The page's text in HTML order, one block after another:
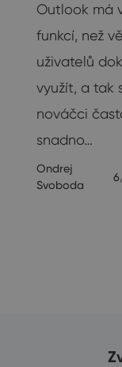
Outlook má
funkcí, než
uživatelů
využít, a tak
nováčci
snadno…
Ondrej
Svoboda